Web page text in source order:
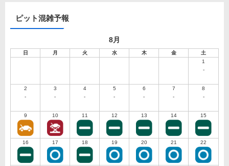
ピット混雑予報
8月
日 月 火 水 木 金
土
1
-
2
-
3
-
4
-
5
-
6
-
7
-
8
-
9 10 11 12 13 14 15
16 17 18 19 20 21 22